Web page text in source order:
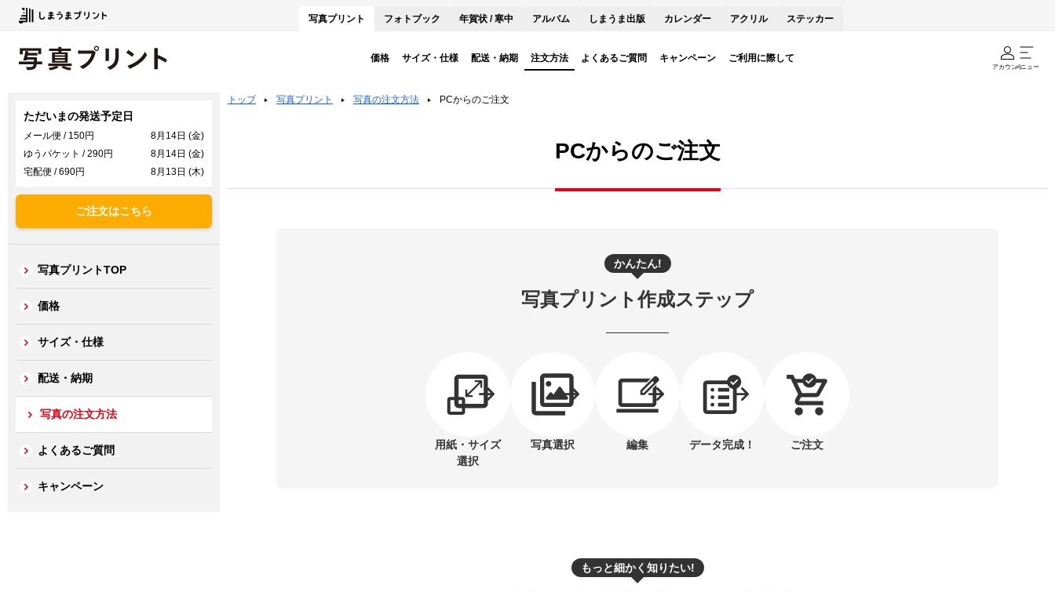
写真プリント フォトブック 年賀状 / 寒中 アルバム しまうま出版 カレンダー アクリル ステッカー
価格 サイズ・仕様 配送・納期 注文方法 よくあるご質問 キャンペーン ご利用に際して
アカウントメニュー
ただいまの発送予定日
メール便 / 150円
8月14日 (金)
ゆうパケット / 290円
8月14日 (金)
宅配便 / 690円
8月13日 (木)
ご注文はこちら
写真プリントTOP
価格
サイズ・仕様
配送・納期
写真の注文方法
よくあるご質問
キャンペーン
トップ 写真プリント 写真の注文方法 PCからのご注文
PCからのご注文
かんたん!
写真プリント作成ステップ
用紙・サイズ
選択
写真選択 編集 データ完成！ ご注文
もっと細かく知りたい!